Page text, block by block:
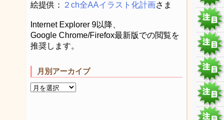
絵提供： ２ch全AAイラスト化計画さま
Internet Explorer 9以降、
Google Chrome/Firefox最新版での閲覧を
推奨します。
月別アーカイブ